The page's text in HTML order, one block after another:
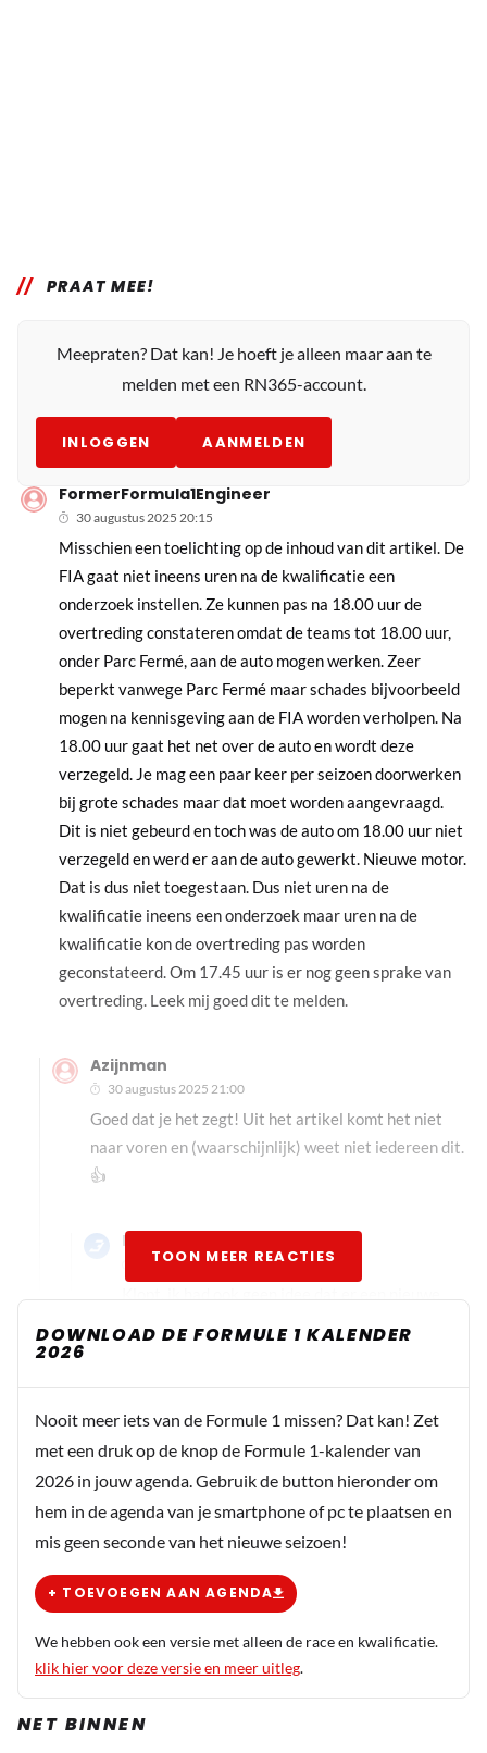
PRAAT MEE!
Meepraten? Dat kan! Je hoeft je alleen maar aan te
melden met een RN365-account.
INLOGGEN AANMELDEN
FormerFormula1Engineer
30 augustus 2025 20:15
Misschien een toelichting op de inhoud van dit artikel. De
FIA gaat niet ineens uren na de kwalificatie een
onderzoek instellen. Ze kunnen pas na 18.00 uur de
overtreding constateren omdat de teams tot 18.00 uur,
onder Parc Fermé, aan de auto mogen werken. Zeer
beperkt vanwege Parc Fermé maar schades bijvoorbeeld
mogen na kennisgeving aan de FIA worden verholpen. Na
18.00 uur gaat het net over de auto en wordt deze
verzegeld. Je mag een paar keer per seizoen doorwerken
bij grote schades maar dat moet worden aangevraagd.
Dit is niet gebeurd en toch was de auto om 18.00 uur niet
verzegeld en werd er aan de auto gewerkt. Nieuwe motor.
Dat is dus niet toegestaan. Dus niet uren na de
kwalificatie ineens een onderzoek maar uren na de
kwalificatie kon de overtreding pas worden
geconstateerd. Om 17.45 uur is er nog geen sprake van
overtreding. Leek mij goed dit te melden.
Azijnman
30 augustus 2025 21:00
Goed dat je het zegt! Uit het artikel komt het niet
naar voren en (waarschijnlijk) weet niet iedereen dit.
👍
Hennie-1965
31 augustus 2025 09:44
TOON MEER REACTIES
DOWNLOAD DE FORMULE 1 KALENDER
2026
Nooit meer iets van de Formule 1 missen? Dat kan! Zet
met een druk op de knop de Formule 1-kalender van
2026 in jouw agenda. Gebruik de button hieronder om
hem in de agenda van je smartphone of pc te plaatsen en
mis geen seconde van het nieuwe seizoen!
+ TOEVOEGEN AAN AGENDA
We hebben ook een versie met alleen de race en kwalificatie.
klik hier voor deze versie en meer uitleg.
NET BINNEN